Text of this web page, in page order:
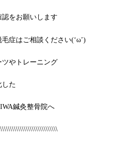
をお願いします
症はご相談ください(‘ω’)
やトレーニング
した
鍼灸整骨院へ